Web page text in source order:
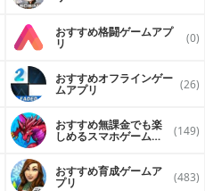
おすすめ格闘ゲームアプ
リ (0)
おすすめオフラインゲー
ムアプリ (26)
おすすめ無課金でも楽
しめるスマホゲームア (149)
おすすめ育成ゲームア
プリ (483)